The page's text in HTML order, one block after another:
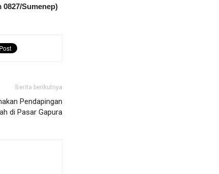
0827/Sumenep)
Berita berikutnya
Pendapingan
di Pasar Gapura